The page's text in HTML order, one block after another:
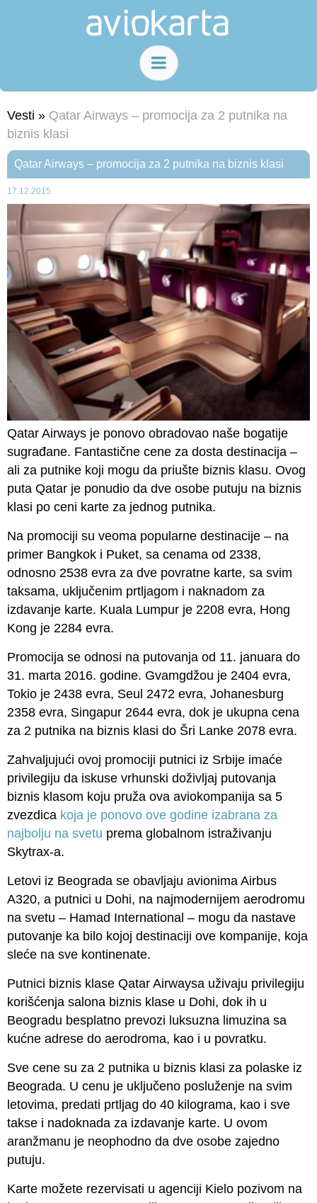
Vesti » Qatar Airways – promocija za 2 putnika na
biznis klasi
Qatar Airways – promocija za 2 putnika na biznis klasi
17.12.2015.
Qatar Airways je ponovo obradovao naše bogatije
sugrađane. Fantastične cene za dosta destinacija –
ali za putnike koji mogu da priušte biznis klasu. Ovog
puta Qatar je ponudio da dve osobe putuju na biznis
klasi po ceni karte za jednog putnika.
Na promociji su veoma popularne destinacije – na
primer Bangkok i Puket, sa cenama od 2338,
odnosno 2538 evra za dve povratne karte, sa svim
taksama, uključenim prtljagom i naknadom za
izdavanje karte. Kuala Lumpur je 2208 evra, Hong
Kong je 2284 evra.
Promocija se odnosi na putovanja od 11. januara do
31. marta 2016. godine. Gvamgdžou je 2404 evra,
Tokio je 2438 evra, Seul 2472 evra, Johanesburg
2358 evra, Singapur 2644 evra, dok je ukupna cena
za 2 putnika na biznis klasi do Šri Lanke 2078 evra.
Zahvaljujući ovoj promociji putnici iz Srbije imaće
privilegiju da iskuse vrhunski doživljaj putovanja
biznis klasom koju pruža ova aviokompanija sa 5
zvezdica koja je ponovo ove godine izabrana za
najbolju na svetu prema globalnom istraživanju
Skytrax-a.
Letovi iz Beograda se obavljaju avionima Airbus
A320, a putnici u Dohi, na najmodernijem aerodromu
na svetu – Hamad International – mogu da nastave
putovanje ka bilo kojoj destinaciji ove kompanije, koja
sleće na sve kontinenate.
Putnici biznis klase Qatar Airwaysa uživaju privilegiju
korišćenja salona biznis klase u Dohi, dok ih u
Beogradu besplatno prevozi luksuzna limuzina sa
kućne adrese do aerodroma, kao i u povratku.
Sve cene su za 2 putnika u biznis klasi za polaske iz
Beograda. U cenu je uključeno posluženje na svim
letovima, predati prtljag do 40 kilograma, kao i sve
takse i nadoknada za izdavanje karte. U ovom
aranžmanu je neophodno da dve osobe zajedno
putuju.
Karte možete rezervisati u agenciji Kielo pozivom na